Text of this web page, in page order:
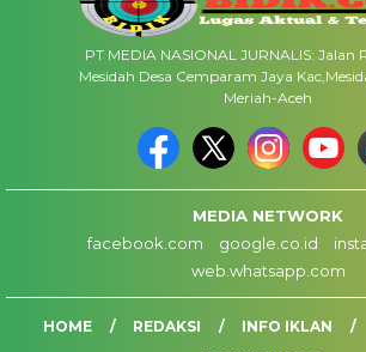
PT MEDIA NASIONAL JURNALIS: Jalan
Mesidah Desa Cemparam Jaya
Meriah-Aceh
MEDIA NETWORK
facebook.com
google.co.id
web.whatsapp.com
HOME REDAKSI INFO IKLAN